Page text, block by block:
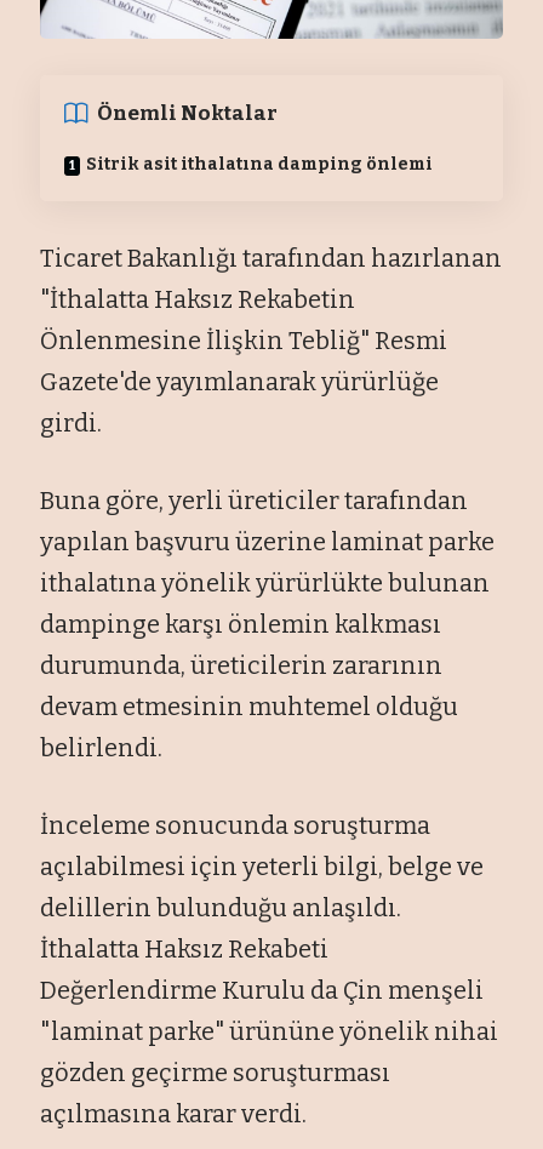
Önemli Noktalar
Sitrik asit ithalatına damping önlemi
Ticaret Bakanlığı tarafından hazırlanan
"İthalatta Haksız Rekabetin
Önlenmesine İlişkin Tebliğ" Resmi
Gazete'de yayımlanarak yürürlüğe
girdi.
Buna göre, yerli üreticiler tarafından
yapılan başvuru üzerine laminat parke
ithalatına yönelik yürürlükte bulunan
dampinge karşı önlemin kalkması
durumunda, üreticilerin zararının
devam etmesinin muhtemel olduğu
belirlendi.
İnceleme sonucunda soruşturma
açılabilmesi için yeterli bilgi, belge ve
delillerin bulunduğu anlaşıldı.
İthalatta Haksız Rekabeti
Değerlendirme Kurulu da Çin menşeli
"laminat parke" ürününe yönelik nihai
gözden geçirme soruşturması
açılmasına karar verdi.